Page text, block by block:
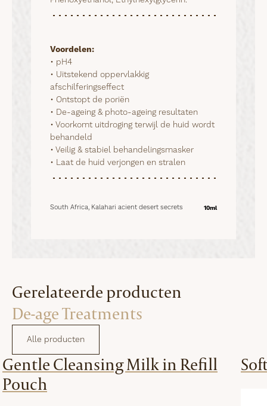
Gerelateerde producten
De-age Treatments
Alle producten
Gentle Cleansing Milk in Refill
Pouch
Voordelen:
• pH4
• Uitstekend oppervlakkig
afschilferingseffect
• Ontstopt de poriën
• De-ageing & photo-ageing resultaten
• Voorkomt uitdroging terwijl de huid wordt
behandeld
• Veilig & stabiel behandelingsmasker
• Laat de huid verjongen en stralen
South Africa, Kalahari acient desert secrets 10ml